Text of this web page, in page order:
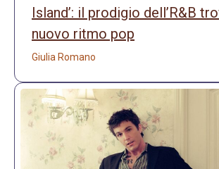
Island’: il prodigio dell’R&B
nuovo ritmo pop
Giulia Romano